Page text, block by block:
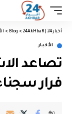
أخبار 24 | 24AkHbaR >
Blog
>
الأخبار
تصاعد
فرار